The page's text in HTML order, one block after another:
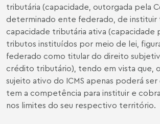
tributária (capacidade, outorgada pela
determinado ente federado, de instituir
capacidade tributária ativa (capacidade
tributos instituídos por meio de lei,
federado como titular do direito
crédito tributário), tendo em vista que,
sujeito ativo do ICMS apenas poderá ser
tem a competência para instituir e
nos limites do seu respectivo território.